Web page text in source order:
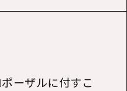
ーザルに付すこ